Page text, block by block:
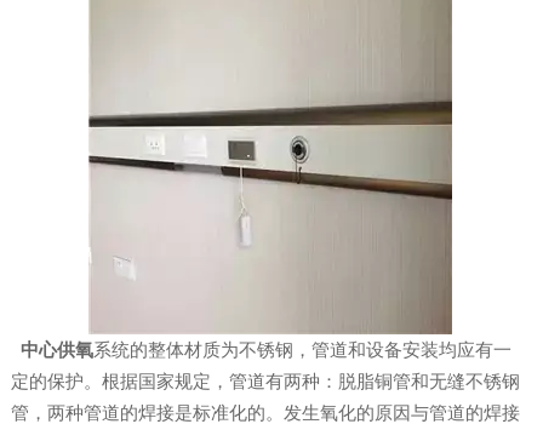
中心供氧系统的整体材质为不锈钢，管道和设备安装均应有一
定的保护。根据国家规定，管道有两种：脱脂铜管和无缝不锈钢
管，两种管道的焊接是标准化的。发生氧化的原因与管道的焊接